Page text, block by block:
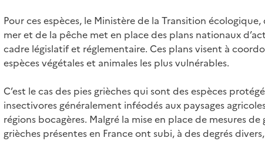
Pour ces espèces, le Ministère de la Transition
mer et de la pêche met en place des plans nationaux
cadre législatif et réglementaire. Ces plans visent à
espèces végétales et animales les plus vulnérables.
C’est le cas des pies grièches qui sont des espèces
insectivores généralement inféodés aux paysages
régions bocagères. Malgré la mise en place de mesures
grièches présentes en France ont subi, à des degrés